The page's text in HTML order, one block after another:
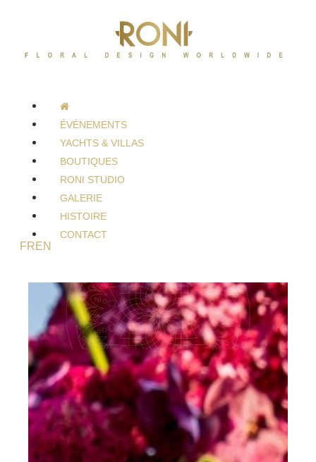
ÉVÉNEMENTS
YACHTS & VILLAS
BOUTIQUES
RONI STUDIO
GALERIE
HISTOIRE
CONTACT
FREN